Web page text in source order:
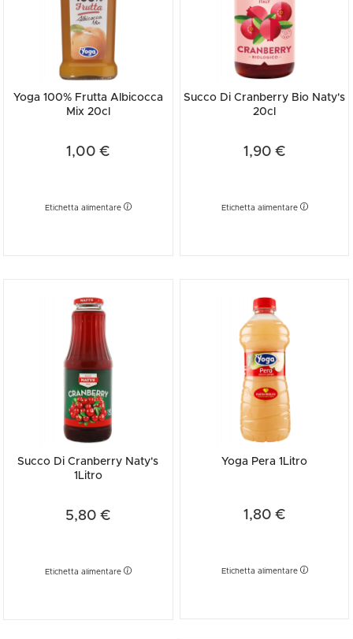
Yoga 100% Frutta Albicocca
Mix 20cl
1,00 €
Etichetta alimentare
Succo Di Cranberry Bio Naty's
20cl
1,90 €
Etichetta alimentare
Succo Di Cranberry Naty's
1Litro
5,80 €
Etichetta alimentare
Yoga Pera 1Litro
1,80 €
Etichetta alimentare